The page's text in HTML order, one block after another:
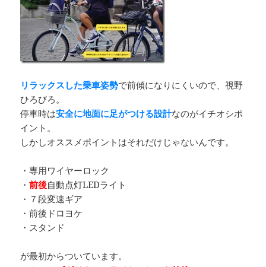
リラックスした乗車姿勢で前傾になりにくいので、視野
ひろびろ。
停車時は安全に地面に足がつける設計なのがイチオシポ
イント。
しかしオススメポイントはそれだけじゃないんです。
・専用ワイヤーロック
・前後自動点灯LEDライト
・７段変速ギア
・前後ドロヨケ
・スタンド
が最初からついています。